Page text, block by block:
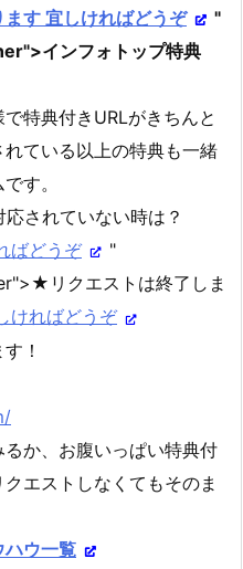
す 宜しければどうぞ
"
インフォトップ特典
特典付きURLがきちんと
ている以上の特典も一緒
す。
されていない時は？
ばどうぞ
"
リクエストは終了しま
ければどうぞ
！
か、お腹いっぱい特典付
エストしなくてもそのま
ウ一覧